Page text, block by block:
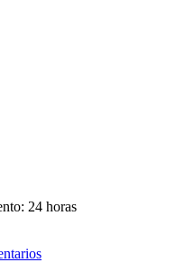
24 horas